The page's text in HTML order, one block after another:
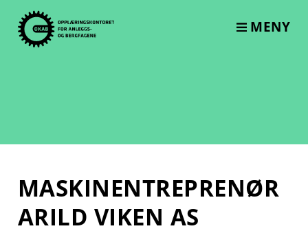
content
MENY
MASKINENTREPRENØR
ARILD VIKEN AS